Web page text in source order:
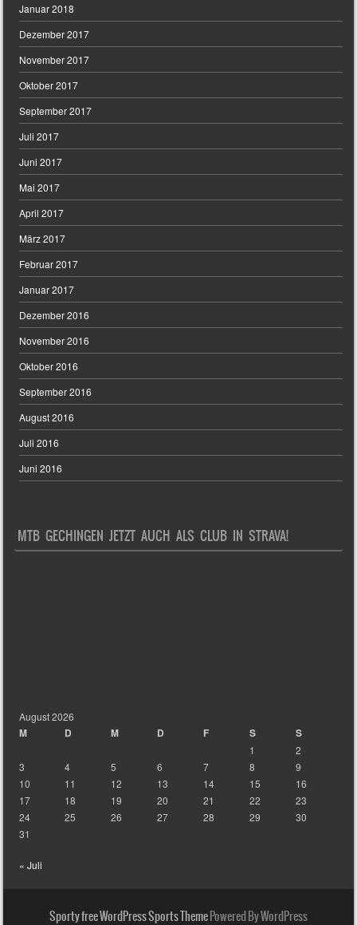
Januar 2018
Dezember 2017
November 2017
Oktober 2017
September 2017
Juli 2017
Juni 2017
Mai 2017
April 2017
März 2017
Februar 2017
Januar 2017
Dezember 2016
November 2016
Oktober 2016
September 2016
August 2016
Juli 2016
Juni 2016
MTB GECHINGEN JETZT AUCH ALS CLUB IN STRAVA!
August 2026
M D M D F S S
1
2
3
4 5 6 7 8
9
10
11 12 13 14 15
16
17
18 19 20 21 22
23
24
25 26 27 28 29
30
31
« Juli
Sporty free WordPress Sports ThemePowered By WordPress